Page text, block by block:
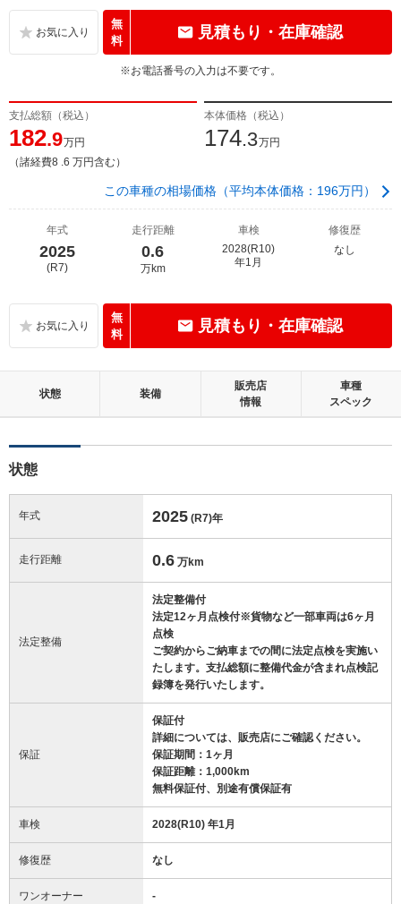
無
料
見積もり・在庫確認
※お電話番号の入力は不要です。
支払総額（税込）
182.9万円
（諸経費8 .6 万円含む）
本体価格（税込）
174.3万円
この車種の相場価格（平均本体価格：196万円）
年式
2025
(R7)
走行距離
0.6
万km
車検
2028(R10)
年1月
修復歴
なし
無
料
見積もり・在庫確認
状態 装備
販売店
情報
車種
スペック
状態
年式 2025 (R7)年
走行距離 0.6 万km
法定整備
法定整備付
法定12ヶ月点検付※貨物など一部車両は6ヶ月
点検
ご契約からご納車までの間に法定点検を実施い
たします。支払総額に整備代金が含まれ点検記
録簿を発行いたします。
保証
保証付
詳細については、販売店にご確認ください。
保証期間：1ヶ月
保証距離：1,000km
無料保証付、別途有償保証有
車検 2028(R10) 年1月
修復歴 なし
ワンオーナー -